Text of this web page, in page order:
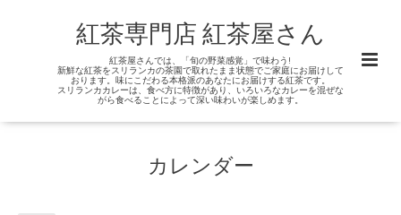
紅茶専門店 紅茶屋さん
紅茶屋さんでは、「旬の野菜感覚」で味わう!
新鮮な紅茶をスリランカの茶園で取れたまま状態でご家庭にお届けして
おります。味にこだわる本格派のあなたにお届けする紅茶です。
スリランカカレーは、食べ方に特徴があり、いろいろなカレーを混ぜな
がら食べることによって深い味わいが楽しめます。
カレンダー